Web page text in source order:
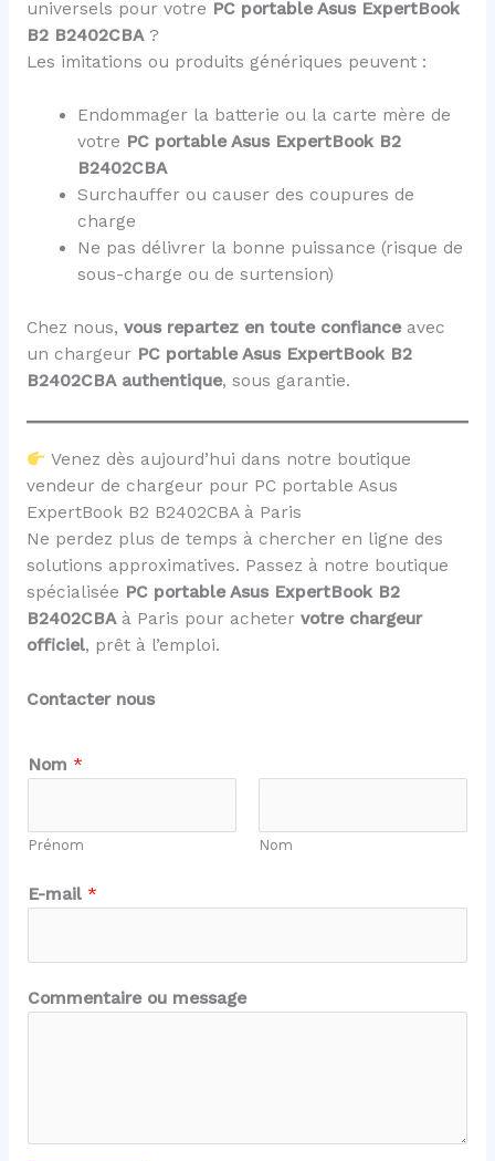
universels pour votre PC portable Asus ExpertBook
B2 B2402CBA?
Les imitations ou produits génériques peuvent :
Endommager la batterie ou la carte mère de
votre PC portable Asus ExpertBook B2
B2402CBA
Surchauffer ou causer des coupures de
charge
Ne pas délivrer la bonne puissance (risque de
sous-charge ou de surtension)
Chez nous, vous repartez en toute confianceavec
un chargeur PC portable Asus ExpertBook B2
B2402CBA authentique, sous garantie.
Venez dès aujourd’hui dans notre boutique
vendeur de chargeur pour PC portable Asus
ExpertBook B2 B2402CBA à Paris
Ne perdez plus de temps à chercher en ligne des
solutions approximatives. Passez à notre boutique
spécialisée PC portable Asus ExpertBook B2
B2402CBAà Paris pour acheter votre chargeur
officiel, prêt à l’emploi.
Contacter nous
Nom *
Prénom Nom
E-mail *
o
E
Commentaire ou message